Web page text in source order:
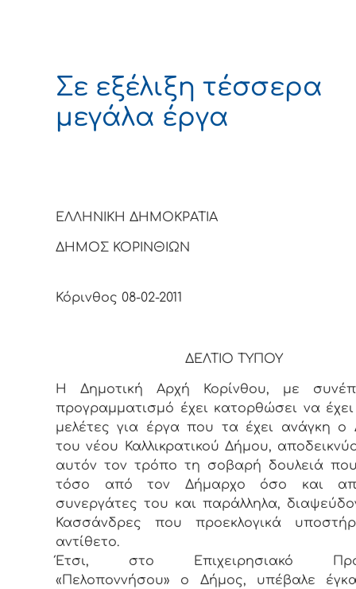
Σε εξέλιξη τέσσερα
μεγάλα έργα
ΕΛΛΗΝΙΚΗ ΔΗΜΟΚΡΑΤΙΑ
ΔΗΜΟΣ
Κόρινθος 08-02-2011
ΔΕΛΤΙΟ ΤΥΠΟΥ
Η Δημοτική Αρχή Κορίνθου, με
προγραμματισμό έχει κατορθώσει να έχει
μελέτες για έργα που τα έχει ανάγκη ο
του νέου Καλλικρατικού Δήμου,
αυτόν τον τρόπο τη σοβαρή δουλειά που
τόσο από τον Δήμαρχο όσο και
συνεργάτες του και παράλληλα,
Κασσάνδρες που προεκλογικά
αντίθετο.
Έτσι, στο Επιχειρησιακό
«Πελοποννήσου» ο Δήμος, υπέβαλε